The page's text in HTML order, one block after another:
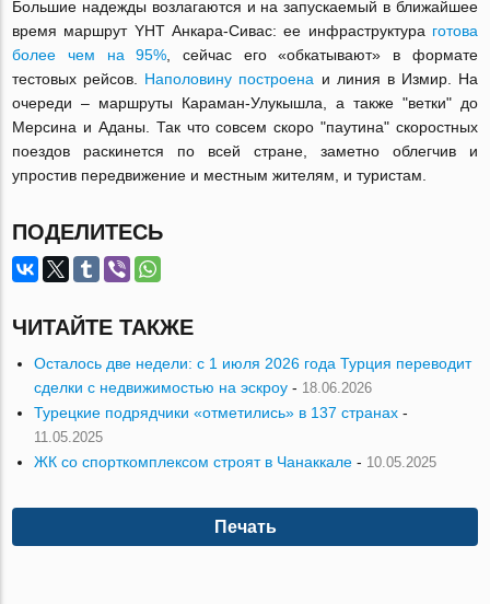
Большие надежды возлагаются и на запускаемый в ближайшее
время маршрут YHT Анкара-Сивас: ее инфраструктура готова
более чем на 95% , сейчас его «обкатывают» в формате
тестовых рейсов. Наполовину построена и линия в Измир. На
очереди – маршруты Караман-Улукышла, а также "ветки" до
Мерсина и Аданы. Так что совсем скоро "паутина" скоростных
поездов раскинется по всей стране, заметно облегчив и
упростив передвижение и местным жителям, и туристам.
ПОДЕЛИТЕСЬ
ЧИТАЙТЕ ТАКЖЕ
Осталось две недели: с 1 июля 2026 года Турция переводит
сделки с недвижимостью на эскроу - 18.06.2026
Турецкие подрядчики «отметились» в 137 странах -
11.05.2025
ЖК со спорткомплексом строят в Чанаккале - 10.05.2025
Печать